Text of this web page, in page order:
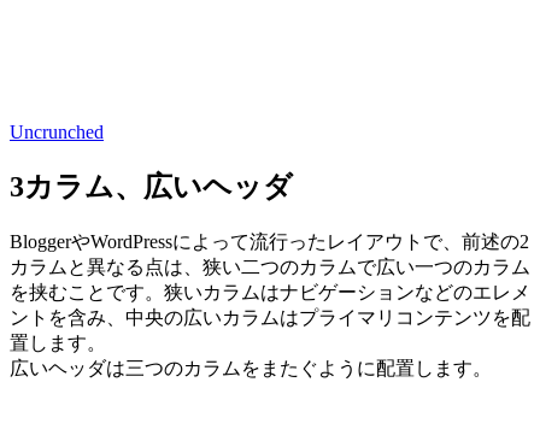
Uncrunched
3カラム、広いヘッダ
BloggerやWordPressによって流行ったレイアウトで、前述の2
カラムと異なる点は、狭い二つのカラムで広い一つのカラム
を挟むことです。狭いカラムはナビゲーションなどのエレメ
ントを含み、中央の広いカラムはプライマリコンテンツを配
置します。
広いヘッダは三つのカラムをまたぐように配置します。